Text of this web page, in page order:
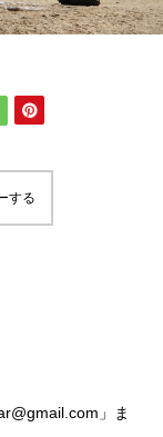
する
」ま